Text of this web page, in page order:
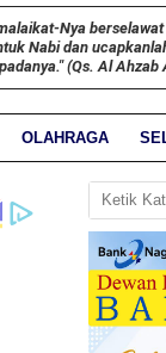
Nya
Nabi dan
(Qs. Al Ahzab
OLAHRAGA